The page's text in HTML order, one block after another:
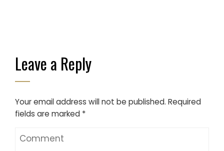
Leave a Reply
Your email address will not be published. Required
fields are marked *